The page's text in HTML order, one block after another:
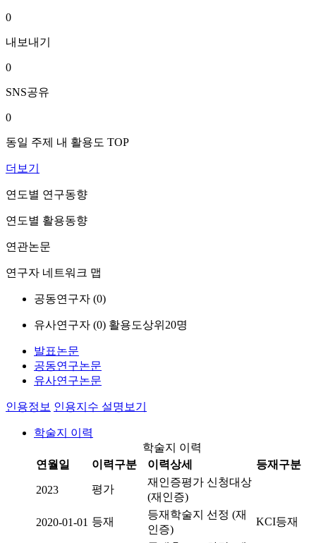
0
내보내기
0
SNS공유
0
동일 주제 내 활용도 TOP
더보기
연도별 연구동향
연도별 활용동향
연관논문
연구자 네트워크 맵
공동연구자 (0)
유사연구자 (0) 활용도상위20명
발표논문
공동연구논문
유사연구논문
인용정보 인용지수 설명보기
학술지 이력
학술지 이력
연월일
이력구분 이력상세 등재구분
2023 평가
재인증평가 신청대상
(재인증)
2020-01-01 등재
등재학술지 선정 (재
인증)
KCI등재